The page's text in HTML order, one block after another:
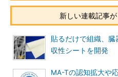
新しい連載記事
貼るだけで組織、
収性シートを開発
MA-Tの認知拡大や